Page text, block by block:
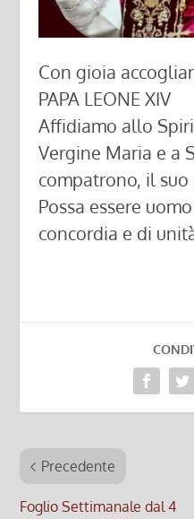
Con gioia
PAPA LEONE XIV
Affidiamo allo
Vergine Maria e a
compatrono, il suo
Possa essere
concordia e di
Precedente
Foglio Settimanale dal 4